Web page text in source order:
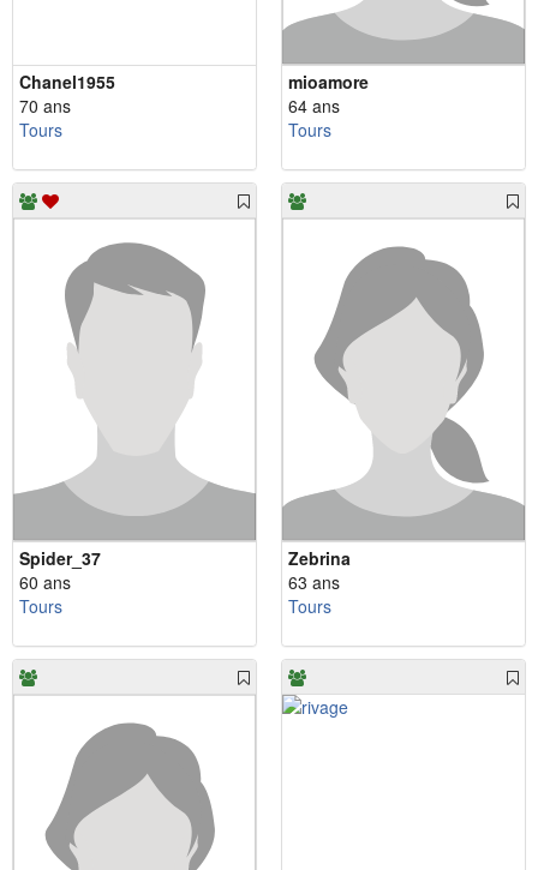
Chanel1955
70 ans
Tours
mioamore
64 ans
Tours
Spider_37
60 ans
Tours
Zebrina
63 ans
Tours